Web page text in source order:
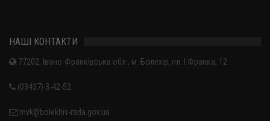
НАШІ КОНТАКТИ
77202, Івано-Франківська обл., м. Болехів, пл. І.Франка, 12
(03437) 3-42-52
mvk@bolekhiv-rada.gov.ua